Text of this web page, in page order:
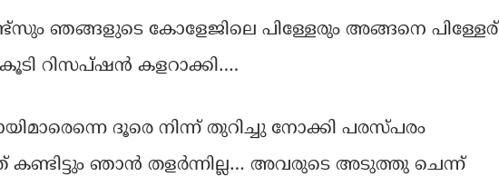
ഞങ്ങളുടെ കോളേജിലെ പിള്ളേരും അങ്ങനെ പിള്ളേര്
റിസപ്ഷൻ കളറാക്കി….
ദൂരെ നിന്ന് തുറിച്ചു നോക്കി പരസ്പരം
കണ്ടിട്ടും ഞാൻ തളർന്നില്ല… അവരുടെ അടുത്തു ചെന്ന്